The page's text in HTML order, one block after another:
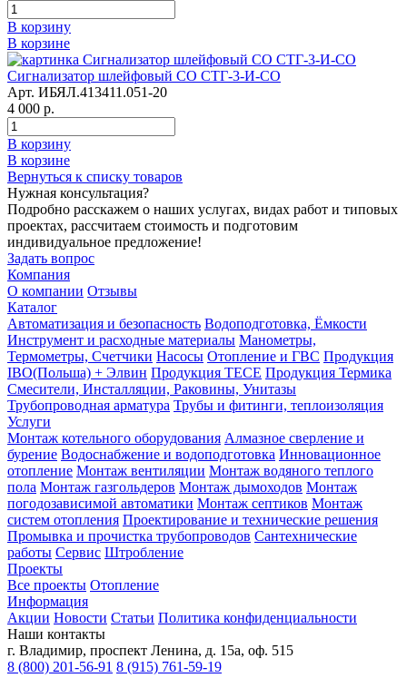
В корзину
В корзине
Сигнализатор шлейфовый СО СТГ-3-И-СО
Арт. ИБЯЛ.413411.051-20
4 000 р.
В корзину
В корзине
Вернуться к списку товаров
Нужная консультация?
Подробно расскажем о наших услугах, видах работ и типовых
проектах, рассчитаем стоимость и подготовим
индивидуальное предложение!
Задать вопрос
Компания
О компании Отзывы
Каталог
Автоматизация и безопасность Водоподготовка, Ёмкости
Инструмент и расходные материалы Манометры,
Термометры, Счетчики Насосы Отопление и ГВС Продукция
IBO(Польша) + Элвин Продукция TECE Продукция Термика
Смесители, Инсталляции, Раковины, Унитазы
Трубопроводная арматура Трубы и фитинги, теплоизоляция
Услуги
Монтаж котельного оборудования Алмазное сверление и
бурение Водоснабжение и водоподготовка Инновационное
отопление Монтаж вентиляции Монтаж водяного теплого
пола Монтаж газгольдеров Монтаж дымоходов Монтаж
погодозависимой автоматики Монтаж септиков Монтаж
систем отопления Проектирование и технические решения
Промывка и прочистка трубопроводов Сантехнические
работы Сервис Штробление
Проекты
Все проекты Отопление
Информация
Акции Новости Статьи Политика конфиденциальности
Наши контакты
г. Владимир, проспект Ленина, д. 15а, оф. 515
8 (800) 201-56-91 8 (915) 761-59-19